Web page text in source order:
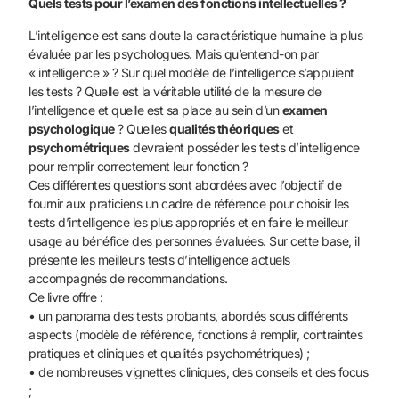
Quels tests pour l’examen des fonctions intellectuelles ?
L’intelligence est sans doute la caractéristique humaine la plus
évaluée par les psychologues. Mais qu’entend-on par
« intelligence » ? Sur quel modèle de l’intelligence s’appuient
les tests ? Quelle est la véritable utilité de la mesure de
l’intelligence et quelle est sa place au sein d’unexamen
psychologique? Quellesqualités théoriqueset
psychométriquesdevraient posséder les tests d’intelligence
pour remplir correctement leur fonction ?
Ces différentes questions sont abordées avec l’objectif de
fournir aux praticiens un cadre de référence pour choisir les
tests d’intelligence les plus appropriés et en faire le meilleur
usage au bénéfice des personnes évaluées. Sur cette base, il
présente les meilleurs tests d’intelligence actuels
accompagnés de recommandations.
Ce livre offre :
• un panorama des tests probants, abordés sous différents
aspects (modèle de référence, fonctions à remplir, contraintes
pratiques et cliniques et qualités psychométriques) ;
• de nombreuses vignettes cliniques, des conseils et des focus
;